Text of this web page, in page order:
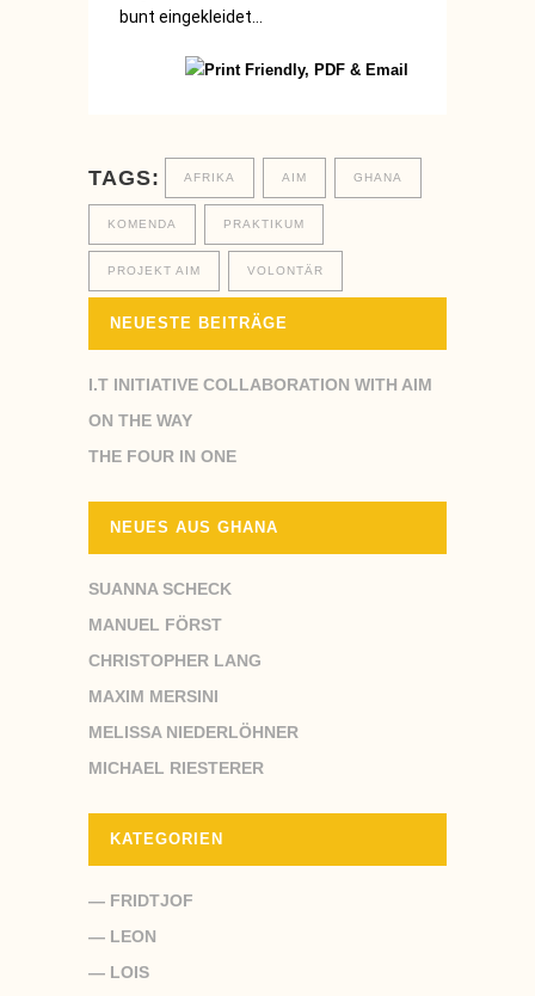
bunt eingekleidet...
TAGS: AFRIKA AIM GHANA
KOMENDA PRAKTIKUM
PROJEKT AIM VOLONTÄR
NEUESTE BEITRÄGE
I.T INITIATIVE COLLABORATION WITH AIM
ON THE WAY
THE FOUR IN ONE
NEUES AUS GHANA
SUANNA SCHECK
MANUEL FÖRST
CHRISTOPHER LANG
MAXIM MERSINI
MELISSA NIEDERLÖHNER
MICHAEL RIESTERER
KATEGORIEN
— FRIDTJOF
— LEON
— LOIS